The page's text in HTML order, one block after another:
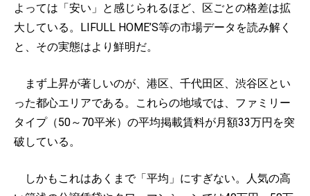
よっては「安い」と感じられるほど、区ごとの格差は拡
大している。LIFULL HOME’S等の市場データを読み解く
と、その実態はより鮮明だ。
まず上昇が著しいのが、港区、千代田区、渋谷区とい
った都心エリアである。これらの地域では、ファミリー
タイプ（50～70平米）の平均掲載賃料が月額33万円を突
破している。
しかもこれはあくまで「平均」にすぎない。人気の高